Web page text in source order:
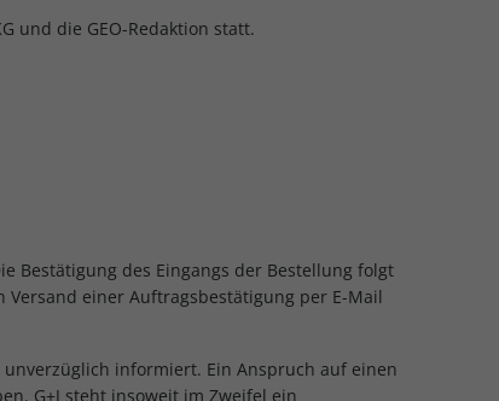
und die GEO-Redaktion statt.
Bestätigung des Eingangs der Bestellung folgt
einer Auftragsbestätigung per E-Mail
informiert. Ein Anspruch auf einen
G+J steht insoweit im Zweifel ein